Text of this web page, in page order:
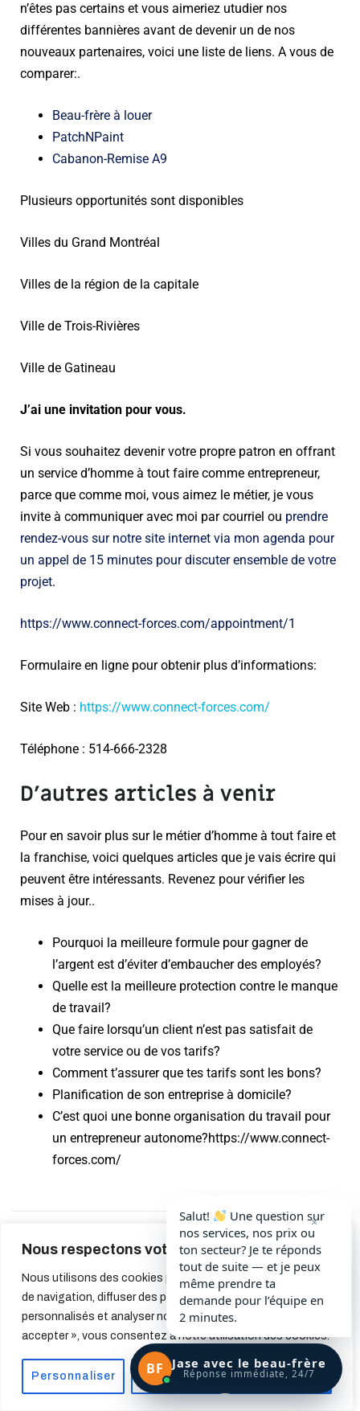
Nous respectons votre vie privée.
Nous utilisons des cookies pour améliorer votre expérience
de navigation, diffuser des publicités ou des contenus
personnalisés et analyser notre trafic. En cliquant sur « Tout
accepter », vous consentez à notre utilisation des cookies.
Personnaliser Tout rejeter Accepter tout
n’êtes pas certains et vous aimeriez utudier nos
différentes bannières avant de devenir un de nos
nouveaux partenaires, voici une liste de liens. A vous de
comparer:.
Beau-frère à louer
PatchNPaint
Cabanon-Remise A9
Plusieurs opportunités sont disponibles
Villes du Grand Montréal
Villes de la région de la capitale
Ville de Trois-Rivières
Ville de Gatineau
J’ai une invitation pour vous.
Si vous souhaitez devenir votre propre patron en offrant
un service d’homme à tout faire comme entrepreneur,
parce que comme moi, vous aimez le métier, je vous
invite à communiquer avec moi par courriel ou prendre
rendez-vous sur notre site internet via mon agenda pour
un appel de 15 minutes pour discuter ensemble de votre
projet.
https://www.connect-forces.com/appointment/1
Formulaire en ligne pour obtenir plus d’informations:
Site Web : https://www.connect-forces.com/
Téléphone : 514-666-2328
D’autres articles à venir
Pour en savoir plus sur le métier d’homme à tout faire et
la franchise, voici quelques articles que je vais écrire qui
peuvent être intéressants. Revenez pour vérifier les
mises à jour..
Pourquoi la meilleure formule pour gagner de
l’argent est d’éviter d’embaucher des employés?
Quelle est la meilleure protection contre le manque
de travail?
Que faire lorsqu’un client n’est pas satisfait de
votre service ou de vos tarifs?
Comment t’assurer que tes tarifs sont les bons?
Planification de son entreprise à domicile?
C’est quoi une bonne organisation du travail pour
un entrepreneur autonome?https://www.connect-
forces.com/
Tags:Carrière,démarrage entreprise,entreprenariat,
franchise,homme à tout faire
BF Jase avec le beau-frère
Réponse immédiate, 24/7
×
Salut!
Une question sur
nos services, nos prix ou
ton secteur? Je te réponds
tout de suite — et je peux
même prendre ta
demande pour l’équipe en
2 minutes.